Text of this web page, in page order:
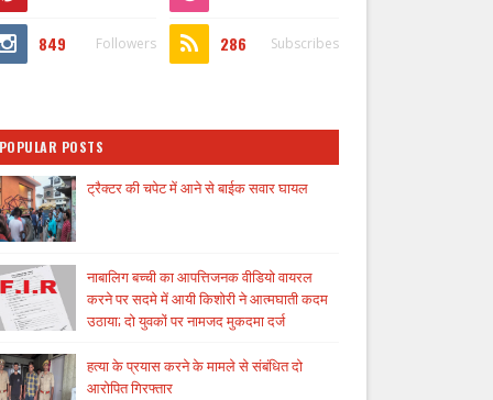
849 Followers 286 Subscribes
POPULAR POSTS
ट्रैक्टर की चपेट में आने से बाईक सवार घायल
नाबालिग बच्ची का आपत्तिजनक वीडियो वायरल
करने पर सदमे में आयी किशोरी ने आत्मघाती कदम
उठाया; दो युवकों पर नामजद मुकदमा दर्ज
हत्या के प्रयास करने के मामले से संबंधित दो
आरोपित गिरफ्तार